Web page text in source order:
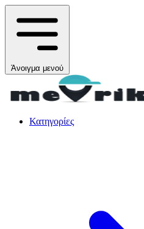
Άνοιγμα μενού
Κατηγορίες